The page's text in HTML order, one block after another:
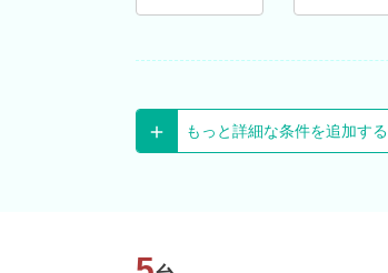
もっと詳細な条件を追加する